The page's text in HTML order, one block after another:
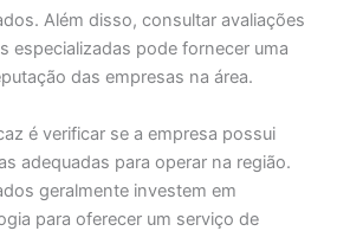
Além disso, consultar avaliações
especializadas pode fornecer uma
das empresas na área.
é verificar se a empresa possui
adequadas para operar na região.
geralmente investem em
para oferecer um serviço de